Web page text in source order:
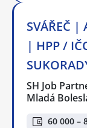
SVÁŘEČ |
| HPP /
SH Job
Mladá
60 000 –